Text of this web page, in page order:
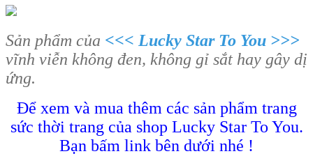
Sản phẩm của <<< Lucky Star To You >>>
vĩnh viễn không đen, không gỉ sắt hay gây dị
ứng.
Để xem và mua thêm các sản phẩm trang
sức thời trang của shop Lucky Star To You.
Bạn bấm link bên dưới nhé !